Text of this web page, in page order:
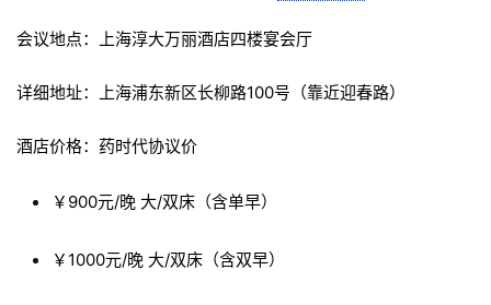
会议地点：上海淳大万丽酒店四楼宴会厅
详细地址：上海浦东新区长柳路100号（靠近迎春路）
酒店价格：药时代协议价
￥900元/晚 大/双床（含单早）
￥1000元/晚 大/双床（含双早）